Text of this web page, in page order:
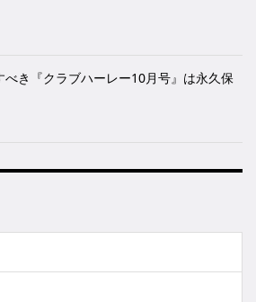
き『クラブハーレー10月号』は永久保